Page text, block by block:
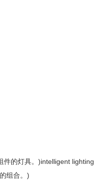
件的灯具。)intelligent lighting
组合。)